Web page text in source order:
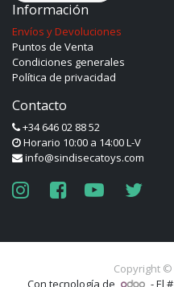
Información
Envíos y Devoluciones
Puntos de Venta
Condiciones generales
Política de privacidad
Contacto
+34 646 02 88 52
Horario 10:00 a 14:00 L-V
info@sindisecatoys.com
Copyright ©
Con tecnología de
- El